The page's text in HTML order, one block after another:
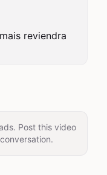
reviendra
Post this video